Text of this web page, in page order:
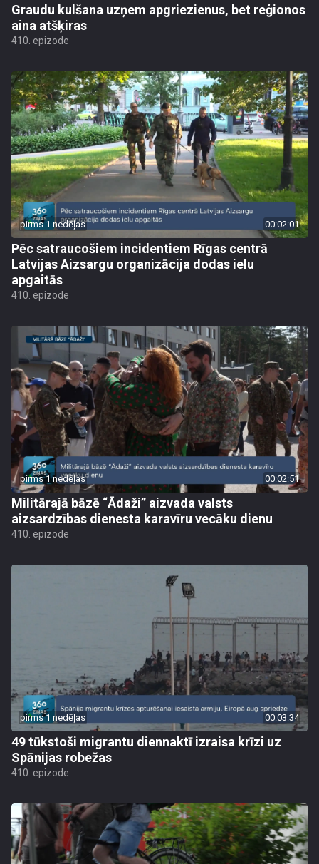
Graudu kulšana uzņem apgriezienus, bet reģionos
aina atšķiras
410. epizode
pirms 1 nedēļas 00:02:01
Pēc satraucošiem incidentiem Rīgas centrā
Latvijas Aizsargu organizācija dodas ielu
apgaitās
410. epizode
pirms 1 nedēļas 00:02:51
Militārajā bāzē “Ādaži” aizvada valsts
aizsardzības dienesta karavīru vecāku dienu
410. epizode
pirms 1 nedēļas 00:03:34
49 tūkstoši migrantu diennaktī izraisa krīzi uz
Spānijas robežas
410. epizode